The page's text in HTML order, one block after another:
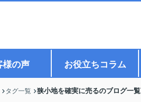
様の声 お役立ちコラム
タグ一覧 狭小地を確実に売るのブログ一覧